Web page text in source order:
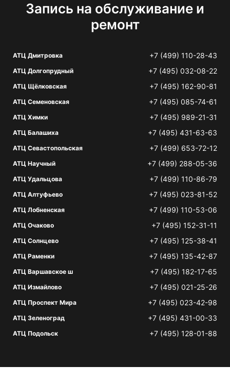
Запись на обслуживание и
ремонт
АТЦ Дмитровка +7 (499) 110-28-43
АТЦ Долгопрудный +7 (495) 032-08-22
АТЦ Щёлковская +7 (495) 162-90-81
АТЦ Семеновская +7 (495) 085-74-61
АТЦ Химки +7 (495) 989-21-31
АТЦ Балашиха +7 (495) 431-63-63
АТЦ Севастопольская +7 (499) 653-72-12
АТЦ Научный +7 (499) 288-05-36
АТЦ Удальцова +7 (499) 110-86-79
АТЦ Алтуфьево +7 (495) 023-81-52
АТЦ Лобненская +7 (499) 110-53-06
АТЦ Очаково +7 (495) 152-31-11
АТЦ Солнцево +7 (495) 125-38-41
АТЦ Раменки +7 (495) 135-42-87
АТЦ Варшавское ш +7 (495) 182-17-65
АТЦ Измайлово +7 (495) 021-25-26
АТЦ Проспект Мира +7 (495) 023-42-98
АТЦ Зеленоград +7 (495) 431-00-33
АТЦ Подольск +7 (495) 128-01-88